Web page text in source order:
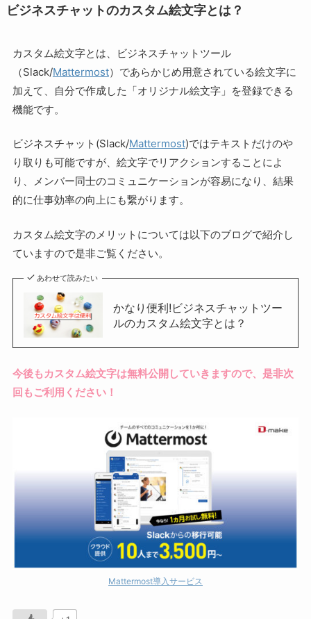
ビジネスチャットのカスタム絵文字とは？
カスタム絵文字とは、ビジネスチャットツール
（Slack/Mattermost）であらかじめ用意されている絵文字に
加えて、自分で作成した「オリジナル絵文字」を登録できる
機能です。
ビジネスチャット(Slack/Mattermost)ではテキストだけのや
り取りも可能ですが、絵文字でリアクションすることによ
り、メンバー同士のコミュニケーションが容易になり、結果
的に仕事効率の向上にも繋がります。
カスタム絵文字のメリットについては以下のブログで紹介し
ていますので是非ご覧ください。
あわせて読みたい
かなり便利!ビジネスチャットツー
ルのカスタム絵文字とは？
今後もカスタム絵文字は無料公開していきますので、是非次
回もご利用ください！
Mattermost導入サービス